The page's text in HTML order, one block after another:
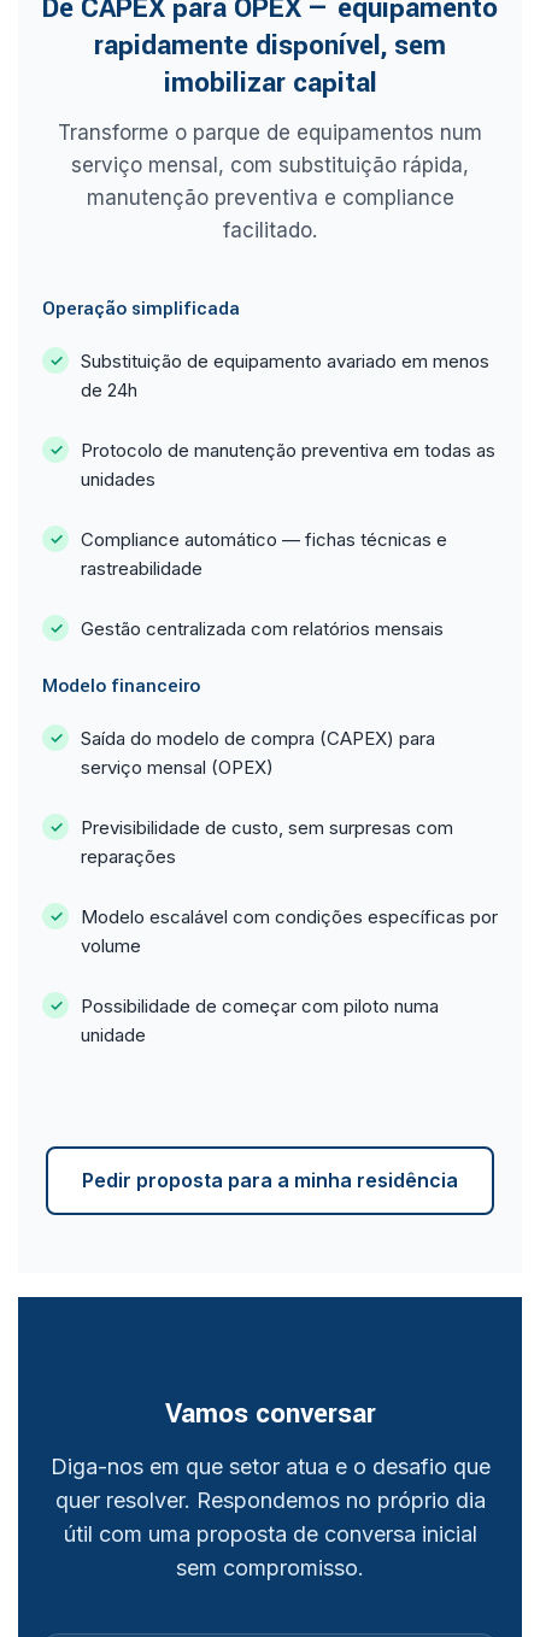
De CAPEX para OPEX — equipamento
rapidamente disponível, sem
imobilizar capital
Transforme o parque de equipamentos num
serviço mensal, com substituição rápida,
manutenção preventiva e compliance
facilitado.
Operação simplificada
Substituição de equipamento avariado em menos
de 24h
Protocolo de manutenção preventiva em todas as
unidades
Compliance automático — fichas técnicas e
rastreabilidade
Gestão centralizada com relatórios mensais
Modelo financeiro
Saída do modelo de compra (CAPEX) para
serviço mensal (OPEX)
Previsibilidade de custo, sem surpresas com
reparações
Modelo escalável com condições específicas por
volume
Possibilidade de começar com piloto numa
unidade
Pedir proposta para a minha residência
Vamos conversar
Diga-nos em que setor atua e o desafio que
quer resolver. Respondemos no próprio dia
útil com uma proposta de conversa inicial
sem compromisso.